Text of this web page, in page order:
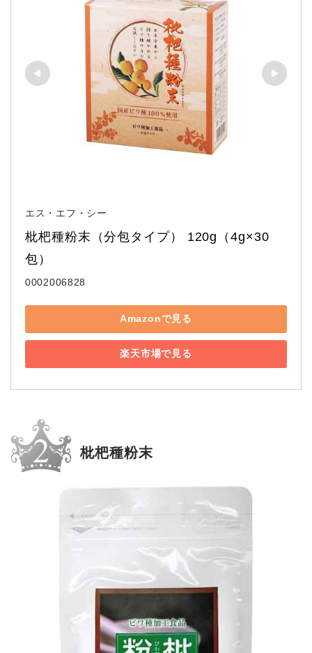
エス・エフ・シー
枇杷種粉末（分包タイプ） 120g（4g×30
包）
0002006828
Amazonで見る
楽天市場で見る
枇杷種粉末